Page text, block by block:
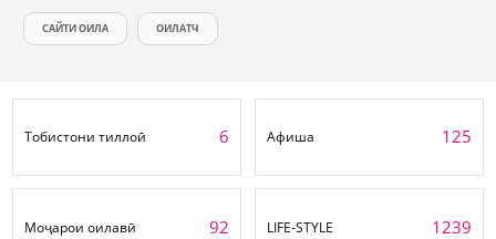
САЙТИ ОИЛА ОИЛАТЧ
Тобистони тиллоӣ 6 Афиша 125
Моҷарои оилавӣ 92 LIFE-STYLE 1239